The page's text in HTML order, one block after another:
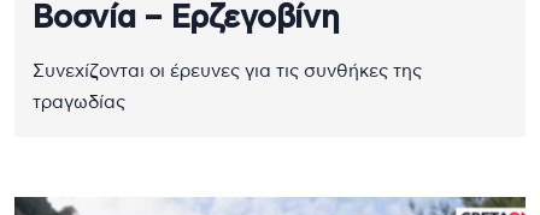
Βοσνία – Ερζεγοβίνη
Συνεχίζονται οι έρευνες για τις συνθήκες της
τραγωδίας